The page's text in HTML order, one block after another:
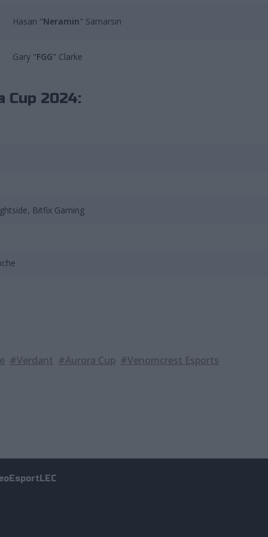
Hasan "Neramin" Samarsın
Gary "FGG" Clarke
Cup 2024:
Bitfix Gaming
#Verdant #Aurora Cup #Venomcrest Esports
EsportLEC